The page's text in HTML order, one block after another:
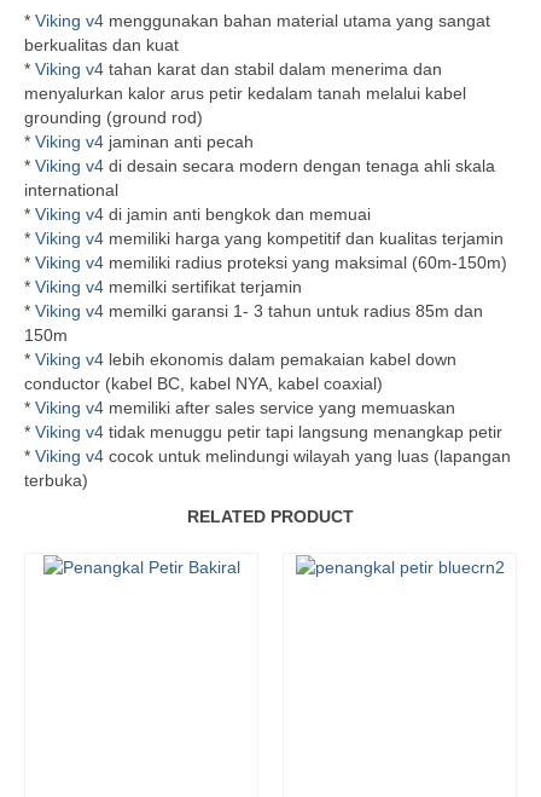
* Viking v4 menggunakan bahan material utama yang sangat
berkualitas dan kuat
* Viking v4 tahan karat dan stabil dalam menerima dan
menyalurkan kalor arus petir kedalam tanah melalui kabel
grounding (ground rod)
* Viking v4 jaminan anti pecah
* Viking v4 di desain secara modern dengan tenaga ahli skala
international
* Viking v4 di jamin anti bengkok dan memuai
* Viking v4 memiliki harga yang kompetitif dan kualitas terjamin
* Viking v4 memiliki radius proteksi yang maksimal (60m-150m)
* Viking v4 memilki sertifikat terjamin
* Viking v4 memilki garansi 1- 3 tahun untuk radius 85m dan
150m
* Viking v4 lebih ekonomis dalam pemakaian kabel down
conductor (kabel BC, kabel NYA, kabel coaxial)
* Viking v4 memiliki after sales service yang memuaskan
* Viking v4 tidak menuggu petir tapi langsung menangkap petir
* Viking v4 cocok untuk melindungi wilayah yang luas (lapangan
terbuka)
RELATED PRODUCT